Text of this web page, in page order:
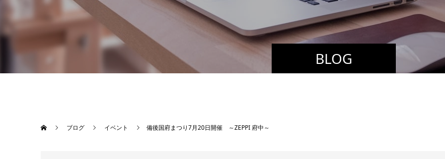
BLOG
ブログ イベント 備後国府まつり7月20日開催 ～ZEPPI 府中～